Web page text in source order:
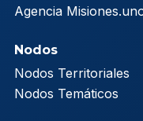
Agencia
Nodos
Nodos Territoriales
Nodos Temáticos